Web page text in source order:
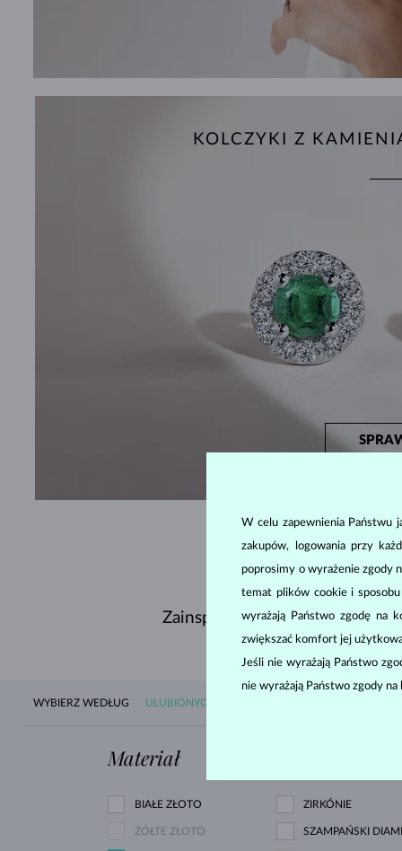
KOLCZYKI Z
Zainspiruj się pięknymi
WYBIERZ WEDŁUG ULUBIONYCH
Materiał
BIAŁE ZŁOTO
ŻÓŁTE ZŁOTO
ZIRKÓNIE
SZAMPAŃSKI
W celu zapewnienia Państwu
zakupów, logowania przy
poprosimy o wyrażenie zgody
temat plików cookie i
wyrażają Państwo zgodę na
zwiększać komfort jej
Jeśli nie wyrażają Państwo
nie wyrażają Państwo zgody